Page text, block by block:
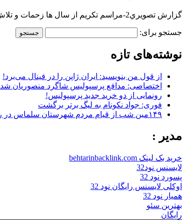
گزارش تصويري2-مراسم تکریم از سال ها زحمات و تلاش های دکتر اشرف زاده و معارفه دكتر بهاري معاون آموزشی و تحصیلات تکمیلی دانشگاه آزاد مشهد
جستجو برای:
نوشته‌های تازه
از قول من بنویسید: ایران ژاپن را در فینال می‌برد!
اختصاصی: مدافع پرسپولیس شاگرد منصوریان شد
رونمایی از دو خرید جدید پرسپولیس!
فوری: جواد نکونام به لیگ برتر برگشت
۱۴۹مین شب از قیام مردم شهرستان سلماس در راستای خونخواهی رهبر شهید + تصاویر
مدیر :
خرید بک لینک behtarinbacklink.com
لایسنس نود32
پسورد نود 32
اوکلی لایسنس رایگان نود 32
همیار نود 32
بهترین سئو
رایگان